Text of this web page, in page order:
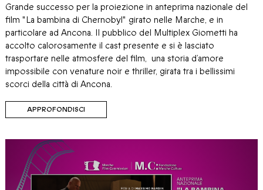
Grande successo per la proiezione in anteprima nazionale del
film "La bambina di Chernobyl" girato nelle Marche, e in
particolare ad Ancona. Il pubblico del Multiplex Giometti ha
accolto calorosamente il cast presente e si è lasciato
trasportare nelle atmosfere del film, una storia d’amore
impossibile con venature noir e thriller, girata tra i bellissimi
scorci della città di Ancona.
APPROFONDISCI